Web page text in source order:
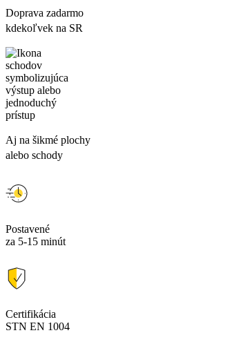
Doprava zadarmo
kdekoľvek na SR
Aj na šikmé plochy
alebo schody
Postavené
za 5-15 minút
Certifikácia
STN EN 1004